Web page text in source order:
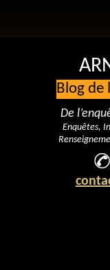
Blog
De
Enquêtes,